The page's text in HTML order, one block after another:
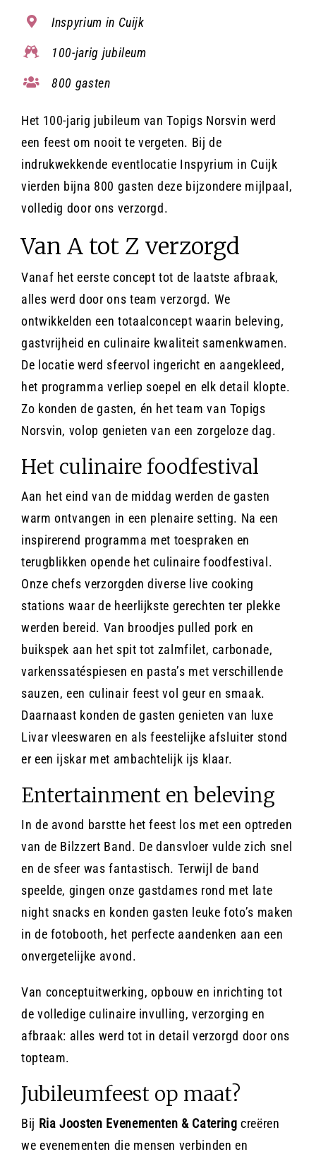
Offerte aanvragen
Inspyrium in Cuijk
100-jarig jubileum
800 gasten
Het 100-jarig jubileum van Topigs Norsvin werd
een feest om nooit te vergeten. Bij de
indrukwekkende eventlocatie Inspyrium in Cuijk
vierden bijna 800 gasten deze bijzondere mijlpaal,
volledig door ons verzorgd.
Van A tot Z verzorgd
Vanaf het eerste concept tot de laatste afbraak,
alles werd door ons team verzorgd. We
ontwikkelden een totaalconcept waarin beleving,
gastvrijheid en culinaire kwaliteit samenkwamen.
De locatie werd sfeervol ingericht en aangekleed,
het programma verliep soepel en elk detail klopte.
Zo konden de gasten, én het team van Topigs
Norsvin, volop genieten van een zorgeloze dag.
Het culinaire foodfestival
Aan het eind van de middag werden de gasten
warm ontvangen in een plenaire setting. Na een
inspirerend programma met toespraken en
terugblikken opende het culinaire foodfestival.
Onze chefs verzorgden diverse live cooking
stations waar de heerlijkste gerechten ter plekke
werden bereid. Van broodjes pulled pork en
buikspek aan het spit tot zalmfilet, carbonade,
varkenssatéspiesen en pasta’s met verschillende
sauzen, een culinair feest vol geur en smaak.
Daarnaast konden de gasten genieten van luxe
Livar vleeswaren en als feestelijke afsluiter stond
er een ijskar met ambachtelijk ijs klaar.
Entertainment en beleving
In de avond barstte het feest los met een optreden
van de Bilzzert Band. De dansvloer vulde zich snel
en de sfeer was fantastisch. Terwijl de band
speelde, gingen onze gastdames rond met late
night snacks en konden gasten leuke foto’s maken
in de fotobooth, het perfecte aandenken aan een
onvergetelijke avond.
Van conceptuitwerking, opbouw en inrichting tot
de volledige culinaire invulling, verzorging en
afbraak: alles werd tot in detail verzorgd door ons
topteam.
Jubileumfeest op maat?
Bij Ria Joosten Evenementen & Catering creëren
we evenementen die mensen verbinden en